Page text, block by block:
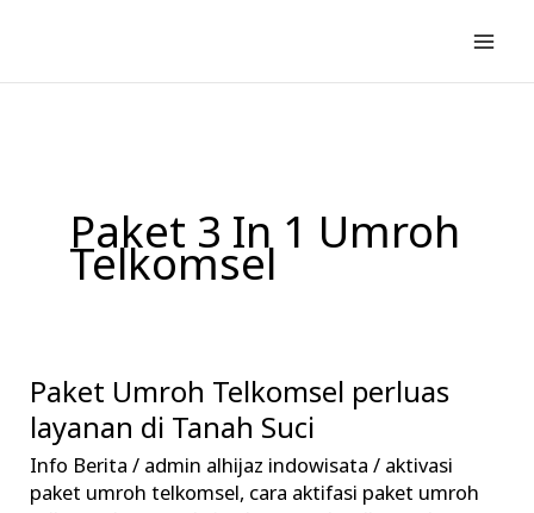
konten
Paket 3 In 1 Umroh
Telkomsel
Paket Umroh Telkomsel perluas
layanan di Tanah Suci
Info Berita / admin alhijaz indowisata/ aktivasi
paket umroh telkomsel, cara aktifasi paket umroh
Paket
Umroh
Telkomsel
perluas